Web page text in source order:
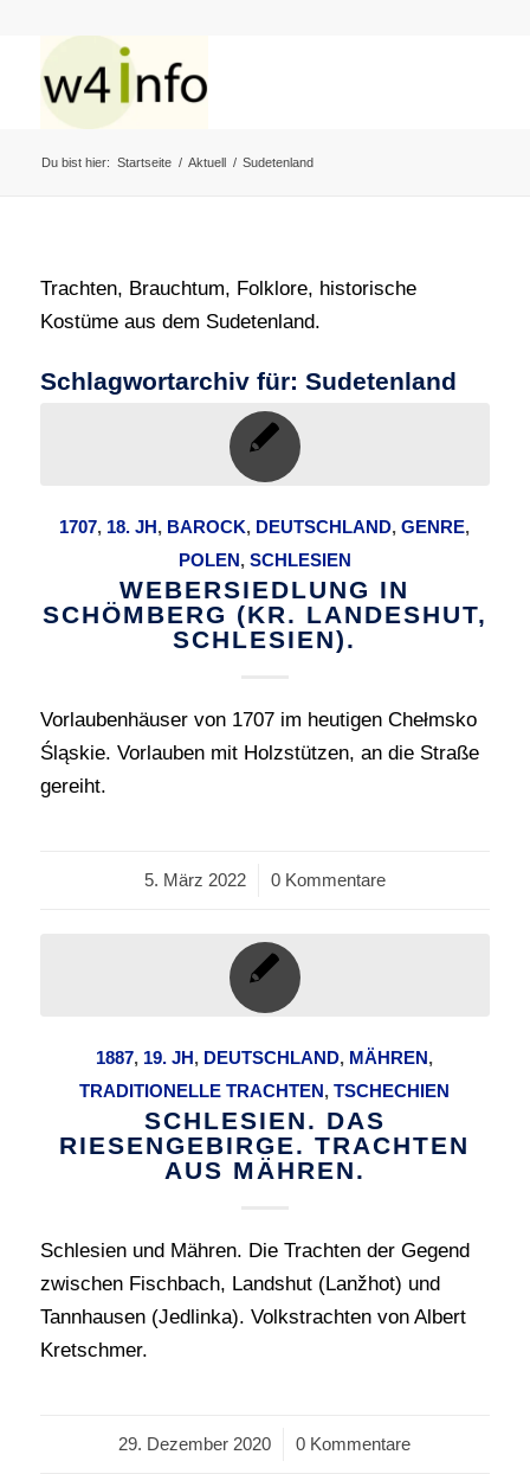
Du bist hier: Startseite / Aktuell / Sudetenland
Trachten, Brauchtum, Folklore, historische
Kostüme aus dem Sudetenland.
Schlagwortarchiv für: Sudetenland
1707, 18. JH, BAROCK, DEUTSCHLAND,GENRE,
POLEN, SCHLESIEN
WEBERSIEDLUNG IN
SCHÖMBERG (KR. LANDESHUT,
SCHLESIEN).
Vorlaubenhäuser von 1707 im heutigen Chełmsko
Śląskie. Vorlauben mit Holzstützen, an die Straße
gereiht.
5. März 2022
/ 0 Kommentare
1887, 19. JH, DEUTSCHLAND, MÄHREN,
TRADITIONELLE TRACHTEN,TSCHECHIEN
SCHLESIEN. DAS
RIESENGEBIRGE. TRACHTEN
AUS MÄHREN.
Schlesien und Mähren. Die Trachten der Gegend
zwischen Fischbach, Landshut (Lanžhot) und
Tannhausen (Jedlinka). Volkstrachten von Albert
Kretschmer.
29. Dezember 2020
/ 0 Kommentare